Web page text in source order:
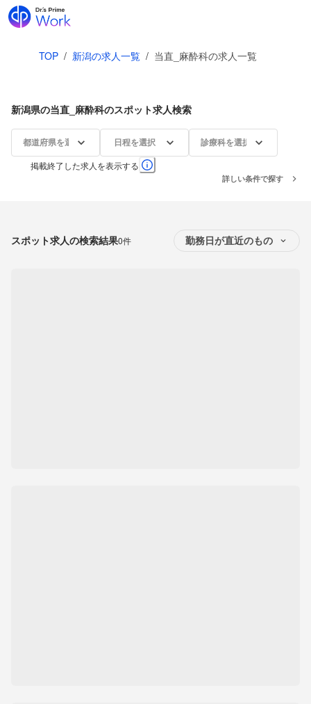
TOP / 新潟の求人一覧 / 当直_麻酔科の求人一覧
新潟県の当直_麻酔科のスポット求人検索
都道府県を選択 日程を選択 診療科を選択
掲載終了した求人を表示する
詳しい条件で探す
スポット求人の検索結果0件 勤務日が直近のもの